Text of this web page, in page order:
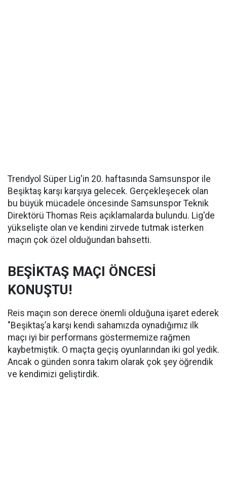
Trendyol Süper Lig'in 20. haftasında Samsunspor ile
Beşiktaş karşı karşıya gelecek. Gerçekleşecek olan
bu büyük mücadele öncesinde Samsunspor Teknik
Direktörü Thomas Reis açıklamalarda bulundu. Lig'de
yükselişte olan ve kendini zirvede tutmak isterken
maçın çok özel olduğundan bahsetti.
BEŞİKTAŞ MAÇI ÖNCESİ
KONUŞTU!
Reis maçın son derece önemli olduğuna işaret ederek
"Beşiktaş’a karşı kendi sahamızda oynadığımız ilk
maçı iyi bir performans göstermemize rağmen
kaybetmiştik. O maçta geçiş oyunlarından iki gol yedik.
Ancak o günden sonra takım olarak çok şey öğrendik
ve kendimizi geliştirdik.